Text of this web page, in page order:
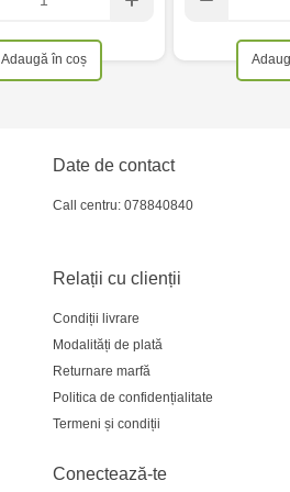
Adaugă în coș
Relații cu clienții
Condiții livrare
Modalități de plată
Returnare marfă
Politica de confidențialitate
Termeni și condiții
Date de contact
Call centru: 078840840
Conectează-te